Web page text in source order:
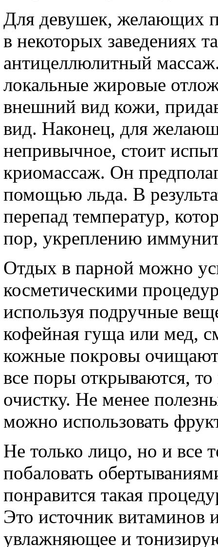
Для девушек, желающих
в некоторых заведениях
антицеллюлитный
локальные жировые
внешний вид кожи,
вид. Наконец, для
непривычное, стоит
криомассаж. Он
помощью льда. В
перепад температур,
пор, укреплению
Отдых в парной можно
косметическими
используя подручные
кофейная гуща или мед,
кожные покровы
все поры открываются,
очистку. Не менее
можно использовать
Не только лицо, но и все
побаловать
понравится такая
Это источник витаминов
увлажняющее и